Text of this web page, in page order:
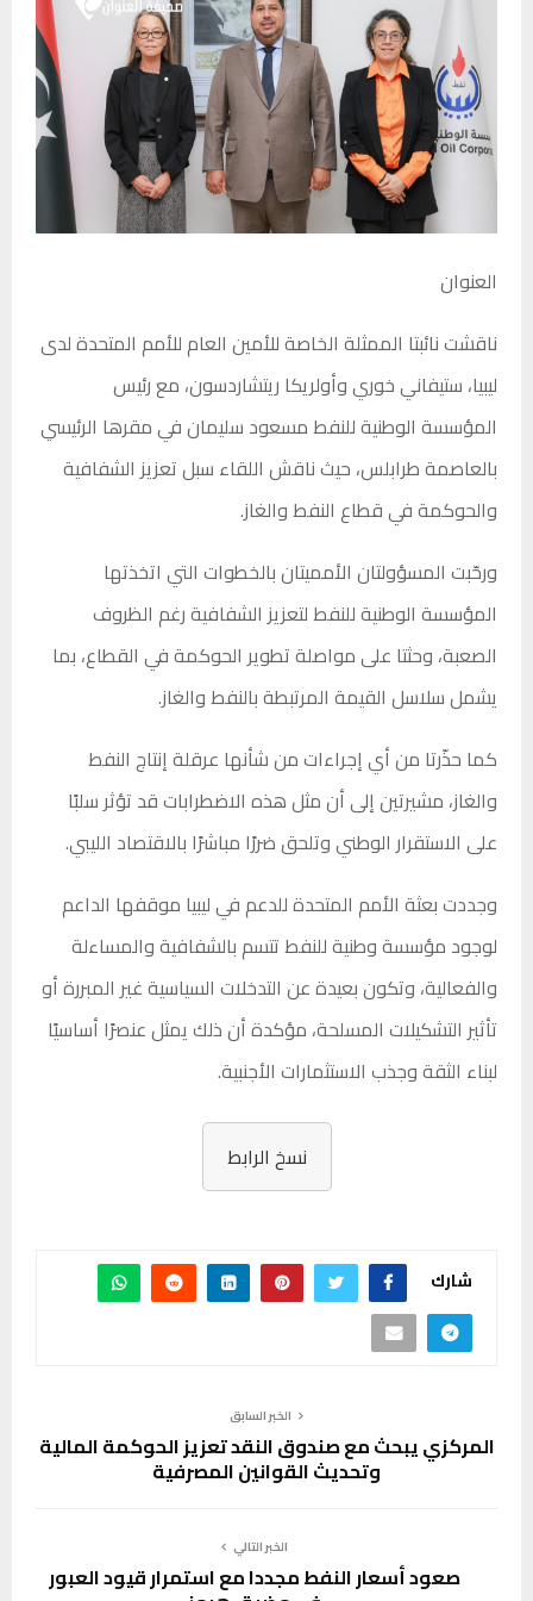
العنوان
ناقشت نائبتا الممثلة الخاصة للأمين العام للأمم المتحدة لدى
ليبيا، ستيفاني خوريوأولريكا ريتشاردسون، مع رئيس
المؤسسة الوطنية للنفط مسعود سليمانفي مقرها الرئيسي
بالعاصمةطرابلس، حيث ناقش اللقاء سبل تعزيز الشفافية
والحوكمة في قطاع النفط والغاز.
ورحّبت المسؤولتان الأمميتان بالخطوات التي اتخذتها
المؤسسة الوطنية للنفط لتعزيز الشفافية رغم الظروف
الصعبة، وحثتا على مواصلة تطوير الحوكمة في القطاع، بما
يشمل سلاسل القيمة المرتبطة بالنفط والغاز.
كما حذّرتا من أي إجراءات من شأنها عرقلة إنتاج النفط
والغاز، مشيرتين إلى أن مثل هذه الاضطرابات قد تؤثر سلبًا
على الاستقرار الوطني وتلحق ضررًا مباشرًا بالاقتصاد الليبي.
وجددت بعثة الأمم المتحدة للدعم في ليبيا موقفها الداعم
لوجود مؤسسة وطنية للنفط تتسم بالشفافية والمساءلة
والفعالية، وتكون بعيدة عن التدخلات السياسية غير المبررة أو
تأثير التشكيلات المسلحة، مؤكدة أن ذلك يمثل عنصرًا أساسيًا
لبناء الثقة وجذب الاستثمارات الأجنبية.
نسخ الرابط
شارك
الخبر السابق
المركزي يبحث مع صندوق النقد تعزيز الحوكمة المالية
وتحديث القوانين المصرفية
الخبر التالي
صعود أسعار النفط مجددا مع استمرار قيود العبور